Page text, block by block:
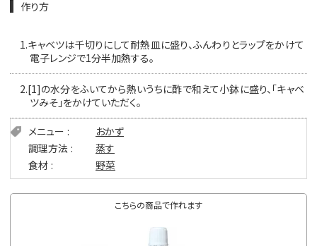
作り方
1.キャベツは千切りにして耐熱皿に盛り、ふんわりとラップをかけて
電子レンジで1分半加熱する。
2.[1]の水分をふいてから熱いうちに酢で和えて小鉢に盛り、「キャベ
ツみそ」をかけていただく。
メニュー
おかず
調理方法
蒸す
食材
野菜
こちらの商品で作れます